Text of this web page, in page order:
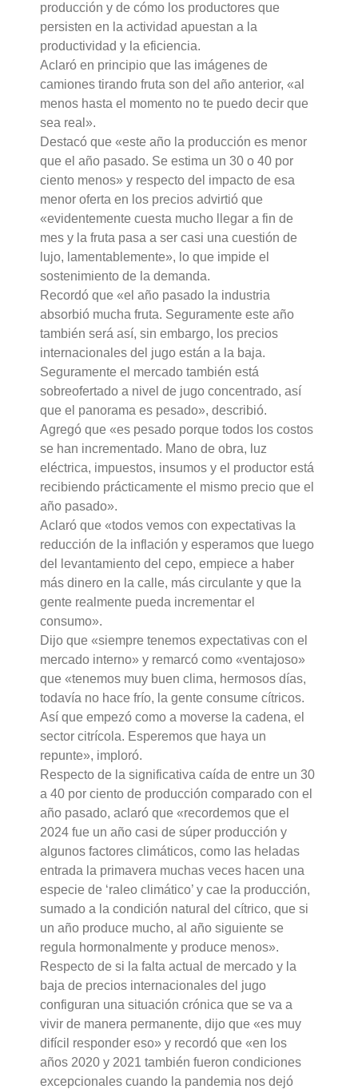
producción y de cómo los productores que
persisten en la actividad apuestan a la
productividad y la eficiencia.
Aclaró en principio que las imágenes de
camiones tirando fruta son del año anterior, «al
menos hasta el momento no te puedo decir que
sea real».
Destacó que «este año la producción es menor
que el año pasado. Se estima un 30 o 40 por
ciento menos» y respecto del impacto de esa
menor oferta en los precios advirtió que
«evidentemente cuesta mucho llegar a fin de
mes y la fruta pasa a ser casi una cuestión de
lujo, lamentablemente», lo que impide el
sostenimiento de la demanda.
Recordó que «el año pasado la industria
absorbió mucha fruta. Seguramente este año
también será así, sin embargo, los precios
internacionales del jugo están a la baja.
Seguramente el mercado también está
sobreofertado a nivel de jugo concentrado, así
que el panorama es pesado», describió.
Agregó que «es pesado porque todos los costos
se han incrementado. Mano de obra, luz
eléctrica, impuestos, insumos y el productor está
recibiendo prácticamente el mismo precio que el
año pasado».
Aclaró que «todos vemos con expectativas la
reducción de la inflación y esperamos que luego
del levantamiento del cepo, empiece a haber
más dinero en la calle, más circulante y que la
gente realmente pueda incrementar el
consumo».
Dijo que «siempre tenemos expectativas con el
mercado interno» y remarcó como «ventajoso»
que «tenemos muy buen clima, hermosos días,
todavía no hace frío, la gente consume cítricos.
Así que empezó como a moverse la cadena, el
sector citrícola. Esperemos que haya un
repunte», imploró.
Respecto de la significativa caída de entre un 30
a 40 por ciento de producción comparado con el
año pasado, aclaró que «recordemos que el
2024 fue un año casi de súper producción y
algunos factores climáticos, como las heladas
entrada la primavera muchas veces hacen una
especie de ‘raleo climático’ y cae la producción,
sumado a la condición natural del cítrico, que si
un año produce mucho, al año siguiente se
regula hormonalmente y produce menos».
Respecto de si la falta actual de mercado y la
baja de precios internacionales del jugo
configuran una situación crónica que se va a
vivir de manera permanente, dijo que «es muy
difícil responder eso» y recordó que «en los
años 2020 y 2021 también fueron condiciones
excepcionales cuando la pandemia nos dejó